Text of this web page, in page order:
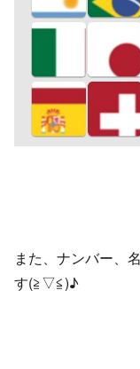
また、ナンバー、
す(≧▽≦)♪